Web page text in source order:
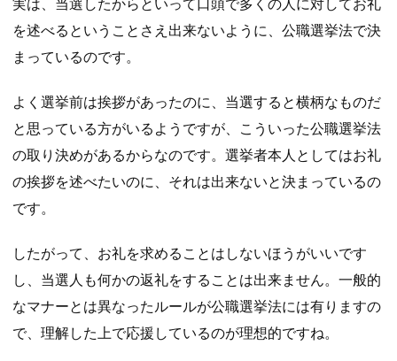
実は、当選したからといって口頭で多くの人に対してお礼
を述べるということさえ出来ないように、公職選挙法で決
まっているのです。
よく選挙前は挨拶があったのに、当選すると横柄なものだ
と思っている方がいるようですが、こういった公職選挙法
の取り決めがあるからなのです。選挙者本人としてはお礼
の挨拶を述べたいのに、それは出来ないと決まっているの
です。
したがって、お礼を求めることはしないほうがいいです
し、当選人も何かの返礼をすることは出来ません。一般的
なマナーとは異なったルールが公職選挙法には有りますの
で、理解した上で応援しているのが理想的ですね。